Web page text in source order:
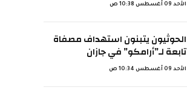
الأحد 09 أغسطس 10:38 ص
الحوثيون يتبنون استهداف مصفاة
تابعة لـ”أرامكو” في جازان
الأحد 09 أغسطس 10:34 ص